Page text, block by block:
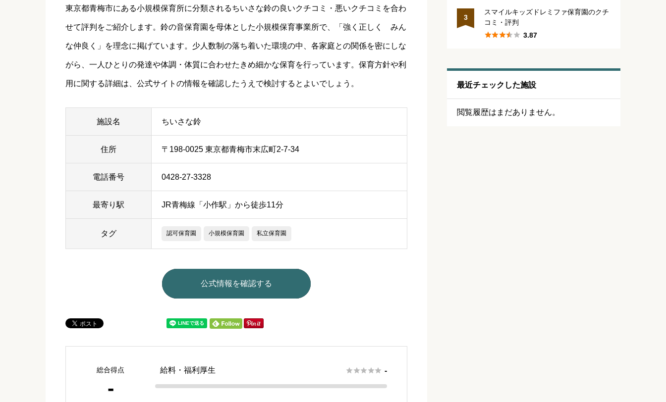
東京都青梅市にある小規模保育所に分類されるちいさな鈴の良いクチコミ・悪いクチコミを合わ
せて評判をご紹介します。鈴の音保育園を母体とした小規模保育事業所で、「強く正しく みん
な仲良く」を理念に掲げています。少人数制の落ち着いた環境の中、各家庭との関係を密にしな
がら、一人ひとりの発達や体調・体質に合わせたきめ細かな保育を行っています。保育方針や利
用に関する詳細は、公式サイトの情報を確認したうえで検討するとよいでしょう。
施設名 ちいさな鈴
住所 〒198-0025 東京都青梅市末広町2-7-34
電話番号 0428-27-3328
最寄り駅 JR青梅線「小作駅」から徒歩11分
タグ 認可保育園 小規模保育園 私立保育園
公式情報を確認する
総合得点
-
給料・福利厚生  -
3
スマイルキッズドレミファ保育園のクチ
コミ・評判
 3.87
最近チェックした施設
閲覧履歴はまだありません。